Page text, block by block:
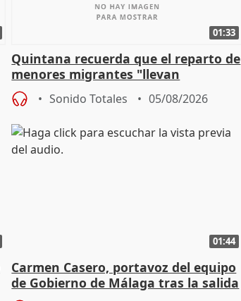
01:33
Quintana recuerda que el reparto de
menores migrantes "llevan
aportación del Gobierno" central
Sonido Totales 05/08/2026
01:44
Carmen Casero, portavoz del equipo
de Gobierno de Málaga tras la salida